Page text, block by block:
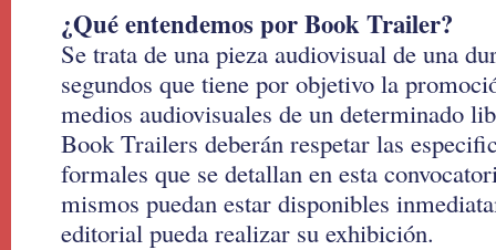
¿Qué entendemos por Book Trailer?
Se trata de una pieza audiovisual de una
segundos que tiene por objetivo la
medios audiovisuales de un determinado
Book Trailers deberán respetar las
formales que se detallan en esta
mismos puedan estar disponibles
editorial pueda realizar su exhibición.